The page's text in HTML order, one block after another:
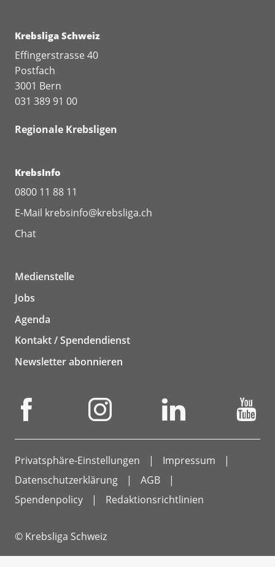
Krebsliga Schweiz
Effingerstrasse 40
Postfach
3001 Bern
031 389 91 00
Regionale Krebsligen
KrebsInfo
0800 11 88 11
E-Mail krebsinfo@krebsliga.ch
Chat
Medienstelle
Jobs
Agenda
Kontakt / Spendendienst
Newsletter abonnieren
Privatsphäre-Einstellungen
Impressum
Datenschutzerklärung
AGB
Spendenpolicy
Redaktionsrichtlinien
© Krebsliga Schweiz